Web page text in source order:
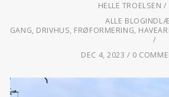
HELLE TROELSEN
ALLE
GANG, DRIVHUS, FRØFORMERING,
DEC 4, 2023 0